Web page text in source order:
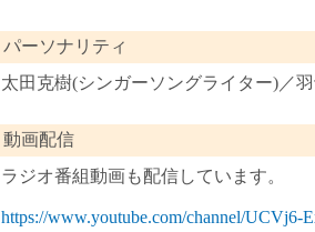
パーソナリティ
太田克樹(シンガーソングライター)／
動画配信
ラジオ番組動画も配信しています。
https://www.youtube.com/channel/UCVj6-